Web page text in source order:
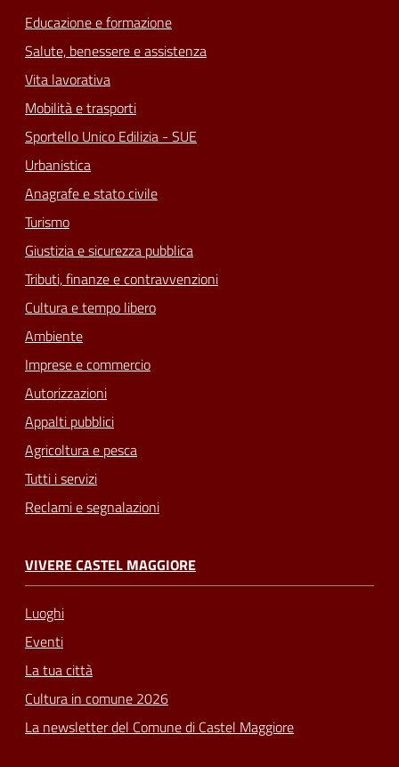
Educazione e formazione
Salute, benessere e assistenza
Vita lavorativa
Mobilità e trasporti
Sportello Unico Edilizia - SUE
Urbanistica
Anagrafe e stato civile
Turismo
Giustizia e sicurezza pubblica
Tributi, finanze e contravvenzioni
Cultura e tempo libero
Ambiente
Imprese e commercio
Autorizzazioni
Appalti pubblici
Agricoltura e pesca
Tutti i servizi
Reclami e segnalazioni
VIVERE CASTEL MAGGIORE
Luoghi
Eventi
La tua città
Cultura in comune 2026
La newsletter del Comune di Castel Maggiore